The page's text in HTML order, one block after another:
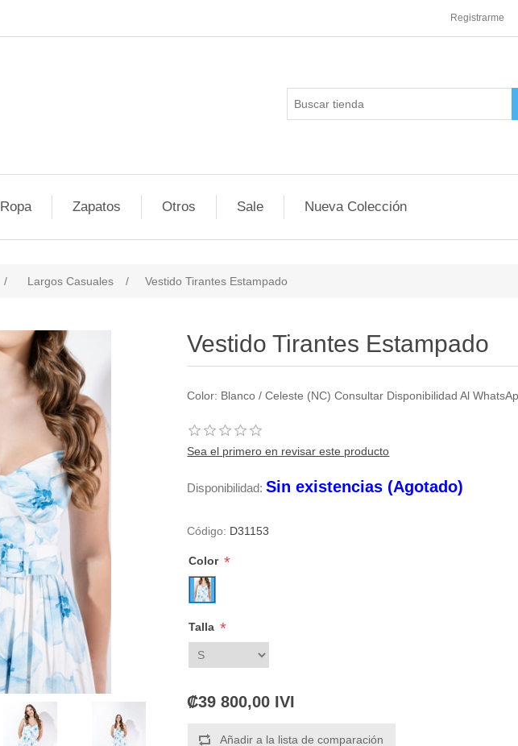
Registrarme
Ropa Zapatos Otros Sale Nueva Colección
/ Largos Casuales / Vestido Tirantes Estampado
Vestido Tirantes Estampado
Color: Blanco / Celeste (NC) Consultar Disponibilidad Al
Sea el primero en revisar este producto
Disponibilidad: Sin existencias (Agotado)
Código: D31153
Color *
Talla *
₡39 800,00 IVI